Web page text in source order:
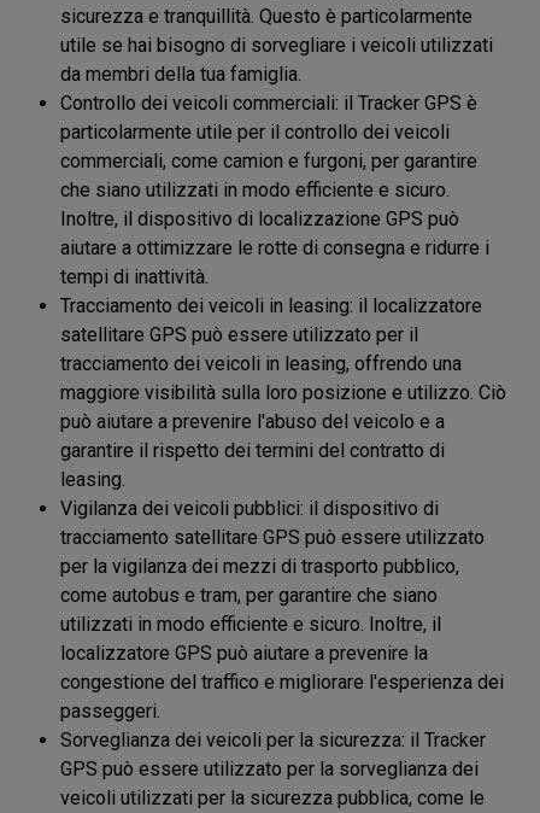
sicurezza e tranquillità. Questo è particolarmente
utile se hai bisogno di sorvegliare i veicoli utilizzati
da membri della tua famiglia.
Controllo dei veicoli commerciali: il Tracker GPS è
particolarmente utile per il controllo dei veicoli
commerciali, come camion e furgoni, per garantire
che siano utilizzati in modo efficiente e sicuro.
Inoltre, il dispositivo di localizzazione GPS può
aiutare a ottimizzare le rotte di consegna e ridurre i
tempi di inattività.
Tracciamento dei veicoli in leasing: il localizzatore
satellitare GPS può essere utilizzato per il
tracciamento dei veicoli in leasing, offrendo una
maggiore visibilità sulla loro posizione e utilizzo. Ciò
può aiutare a prevenire l'abuso del veicolo e a
garantire il rispetto dei termini del contratto di
leasing.
Vigilanza dei veicoli pubblici: il dispositivo di
tracciamento satellitare GPS può essere utilizzato
per la vigilanza dei mezzi di trasporto pubblico,
come autobus e tram, per garantire che siano
utilizzati in modo efficiente e sicuro. Inoltre, il
localizzatore GPS può aiutare a prevenire la
congestione del traffico e migliorare l'esperienza dei
passeggeri.
Sorveglianza dei veicoli per la sicurezza: il Tracker
GPS può essere utilizzato per la sorveglianza dei
veicoli utilizzati per la sicurezza pubblica, come le